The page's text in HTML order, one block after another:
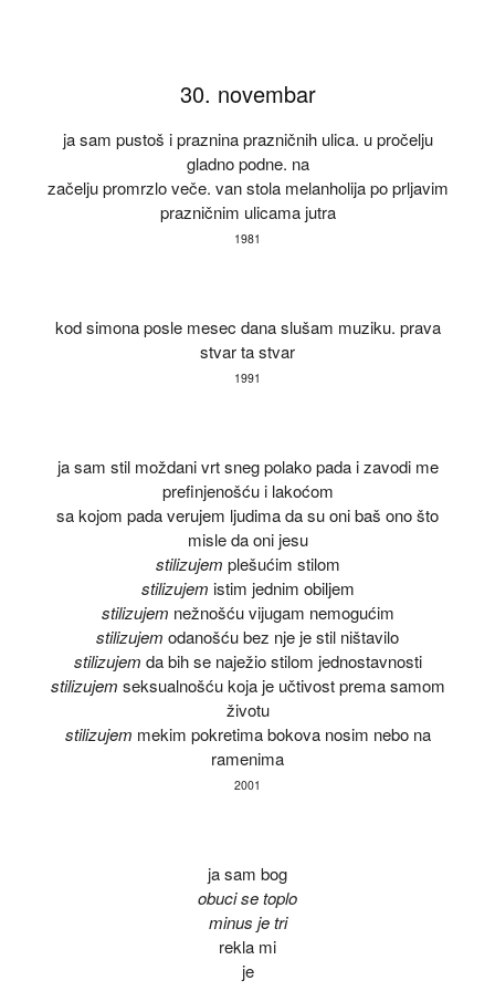
30. novembar
ja sam pustoš i praznina prazničnih ulica. u pročelju
gladno podne. na
začelju promrzlo veče. van stola melanholija po prljavim
prazničnim ulicama jutra
1981
kod simona posle mesec dana slušam muziku. prava
stvar ta stvar
1991
ja sam stil moždani vrt sneg polako pada i zavodi me
prefinjenošću i lakoćom
sa kojom pada verujem ljudima da su oni baš ono što
misle da oni jesu
stilizujem plešućim stilom
stilizujem istim jednim obiljem
stilizujem nežnošću vijugam nemogućim
stilizujem odanošću bez nje je stil ništavilo
stilizujem da bih se naježio stilom jednostavno­sti
stilizujem seksualnošću koja je učtivost prema samom
životu
stilizujem mekim pokretima bokova nosim nebo na
ramenima
2001
ja sam bog
obuci se toplo
minus je tri
rekla mi
je